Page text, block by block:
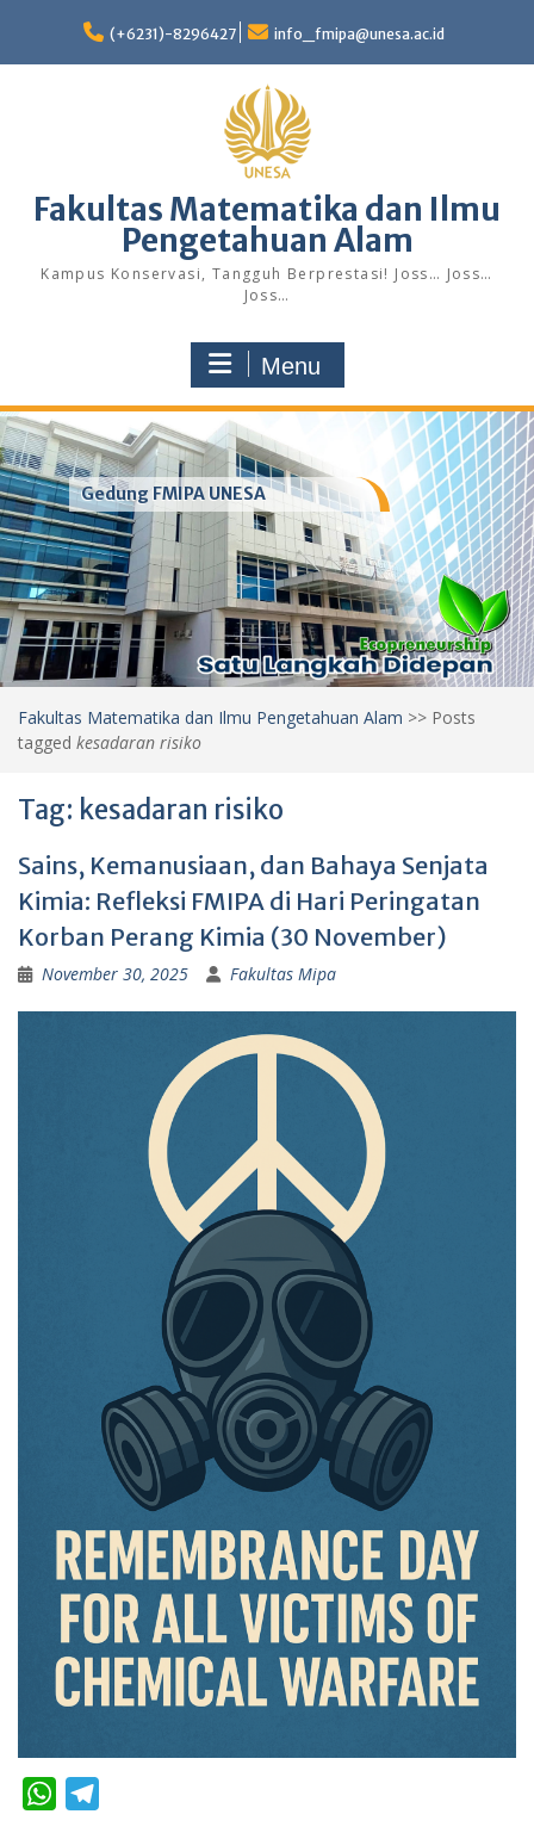
content
(+6231)-8296427 info_fmipa@unesa.ac.id
Fakultas Matematika dan Ilmu
Pengetahuan Alam
Kampus Konservasi, Tangguh Berprestasi! Joss… Joss…
Joss…
Menu
Gedung FMIPA UNESA
Fakultas Matematika dan Ilmu Pengetahuan Alam >> Posts
tagged kesadaran risiko
Tag: kesadaran risiko
Sains, Kemanusiaan, dan Bahaya Senjata
Kimia: Refleksi FMIPA di Hari Peringatan
Korban Perang Kimia (30 November)
November 30, 2025 Fakultas Mipa
W